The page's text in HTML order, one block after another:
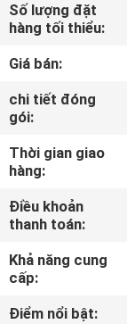
CHUYẾN
THAM
QUAN
NHÀ
MÁY
KIỂM
SOÁT
CHẤT
LƯỢNG
Số lượng đặt
hàng tối thiểu:
Giá bán:
chi tiết đóng
gói:
Thời gian giao
hàng:
Điều khoản
thanh toán:
Khả năng cung
cấp:
Điểm nổi bật: